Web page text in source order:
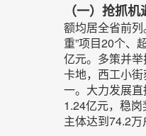
（一）抢抓
额均居全省前
重”项目20个、
亿元。多策并
卡地，西工小
一。大力发展
1.24亿元，稳
主体达到74.2